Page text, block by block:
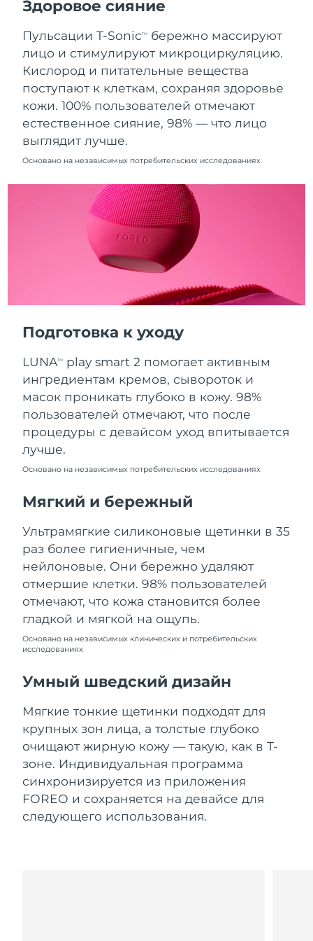
Здоровое сияние
Пульсации T-SonicTM
бережно массируют
лицо и стимулируют микроциркуляцию.
Кислород и питательные вещества
поступают к клеткам, сохраняя здоровье
кожи. 100% пользователей отмечают
естественное сияние, 98% — что лицо
выглядит лучше.
Основано на независимых потребительских исследованиях
Подготовка к уходу
LUNATM
play smart 2 помогает активным
ингредиентам кремов, сывороток и
масок проникать глубоко в кожу. 98%
пользователей отмечают, что после
процедуры с девайсом уход впитывается
лучше.
Основано на независимых потребительских исследованиях
Мягкий и бережный
Ультрамягкие силиконовые щетинки в 35
раз более гигиеничные, чем
нейлоновые. Они бережно удаляют
отмершие клетки. 98% пользователей
отмечают, что кожа становится более
гладкой и мягкой на ощупь.
Основано на независимых клинических и потребительских
исследованиях
Умный шведский дизайн
Мягкие тонкие щетинки подходят для
крупных зон лица, а толстые глубоко
очищают жирную кожу — такую, как в Т-
зоне. Индивидуальная программа
синхронизируется из приложения
FOREO и сохраняется на девайсе для
следующего использования.
Нидерланды
Ожидаемая дата доставки
8/10/26
Новая Зеландия
Ожидаемая дата доставки
8/10/26
Норвегия
Ожидаемая дата доставки
8/10/26
Оман
Ожидаемая дата доставки
Филиппины
Ожидаемая дата доставки
Ожидаемая дата доставки
Ожидаемая дата доставки
8/10/26
Пуэрто-Рико
Ожидаемая дата доставки
Катар
Ожидаемая дата доставки
Реюньон
Ожидаемая дата доставки
Румыния
8/10/26
Россия
Ожидаемая дата доставки
Саудовская Аравия
Ожидаемая дата доставки
Сингапур
Ожидаемая дата доставки
8/12/26
Словакия
Ожидаемая дата доставки
Южно-Африканская
Ожидаемая дата доставки
Республика Корея
Ожидаемая дата доставки
Испания
Ожидаемая дата доставки